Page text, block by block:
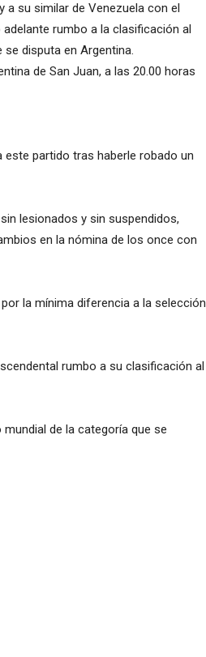
a su similar de Venezuela con el
rumbo a la clasificación al
disputa en Argentina.
de San Juan, a las 20.00 horas
este partido tras haberle robado un
lesionados y sin suspendidos,
en la nómina de los once con
la mínima diferencia a la selección
rumbo a su clasificación al
de la categoría que se